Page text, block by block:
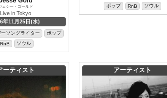
ェシー・ゴールド
Live in Tokyo
年11月25日(水)
ーソングライター
ポップ
RnB
ソウル
ポップ
RnB ソウル
ーティスト アーティスト